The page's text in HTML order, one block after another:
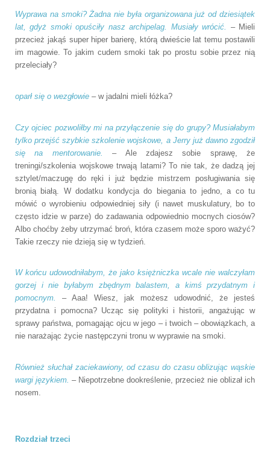
Wyprawa na smoki? Żadna nie była organizowana już od dziesiątek
lat, gdyż smoki opuściły nasz archipelag. Musiały wrócić. – Mieli
przecież jakąś super hiper barierę, którą dwieście lat temu postawili
im magowie. To jakim cudem smoki tak po prostu sobie przez nią
przeleciały?
oparł się o wezgłowie – w jadalni mieli łóżka?
Czy ojciec pozwoliłby mi na przyłączenie się do grupy? Musiałabym
tylko przejść szybkie szkolenie wojskowe, a Jerry już dawno zgodził
się na mentorowanie.– Ale zdajesz sobie sprawę, że
treningi/szkolenia wojskowe trwają latami? To nie tak, że dadzą jej
sztylet/maczugę do ręki i już będzie mistrzem posługiwania się
bronią białą. W dodatku kondycja do biegania to jedno, a co tu
mówić o wyrobieniu odpowiedniej siły (i nawet muskulatury, bo to
często idzie w parze) do zadawania odpowiednio mocnych ciosów?
Albo choćby żeby utrzymać broń, która czasem może sporo ważyć?
Takie rzeczy nie dzieją się w tydzień.
W końcu udowodniłabym, że jako księżniczka wcale nie walczyłam
gorzej i nie byłabym zbędnym balastem, a kimś przydatnym i
pomocnym.
– Aaa! Wiesz, jak możesz udowodnić, że jesteś
przydatna i pomocna? Ucząc się polityki i historii, angażując w
sprawy państwa, pomagając ojcu w jego – i twoich – obowiązkach, a
nie narażając życie następczyni tronu w wyprawie na smoki.
Również słuchał zaciekawiony, od czasu do czasu oblizując wąskie
wargi językiem. – Niepotrzebne dookreślenie, przecież nie oblizał ich
nosem.
Rozdział trzeci